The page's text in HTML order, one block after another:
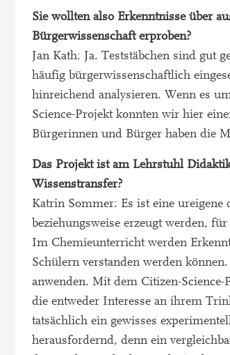
Sie wollten also Erkenntnisse über
Bürgerwissenschaft erproben?
Jan Kath: Ja. Teststäbchen sind gut
häufig bürgerwissenschaftlich
hinreichend analysieren. Wenn es
Science-Projekt konnten wir hier
Bürgerinnen und Bürger haben die
Das Projekt ist am Lehrstuhl
Wissenstransfer?
Katrin Sommer: Es ist eine
beziehungsweise erzeugt werden,
Im Chemieunterricht werden
Schülern verstanden werden
anwenden. Mit dem Citizen-
die entweder Interesse an ihrem
tatsächlich ein gewisses
herausfordernd, denn ein